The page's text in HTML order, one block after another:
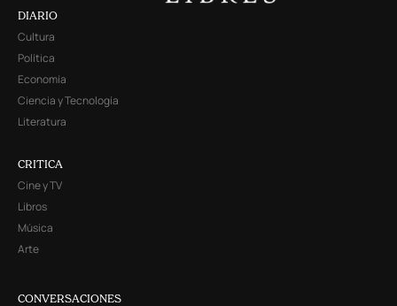
DIARIO
Cultura
Política
Economía
Ciencia y Tecnología
Literatura
CRITICA
Cine y TV
Libros
Música
Arte
CONVERSACIONES